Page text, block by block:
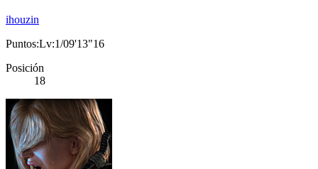
ihouzin
Puntos:Lv:1/09'13"16
Posición
18